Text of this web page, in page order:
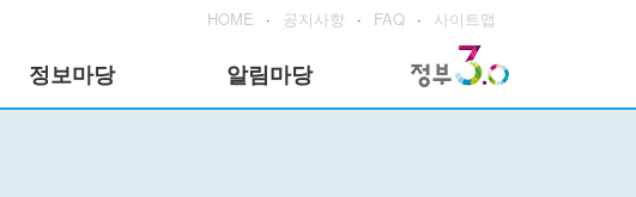
사이트맵
·
FAQ
·
공지사항
·
HOME
정보마당 알림마당